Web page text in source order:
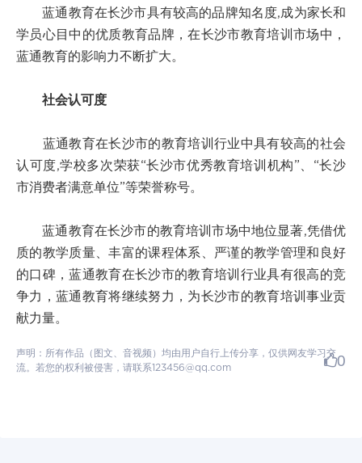
蓝通教育在长沙市具有较高的品牌知名度,成为家长和
学员心目中的优质教育品牌，在长沙市教育培训市场中，
蓝通教育的影响力不断扩大。
社会认可度
蓝通教育在长沙市的教育培训行业中具有较高的社会
认可度,学校多次荣获“长沙市优秀教育培训机构”、“长沙
市消费者满意单位”等荣誉称号。
蓝通教育在长沙市的教育培训市场中地位显著,凭借优
质的教学质量、丰富的课程体系、严谨的教学管理和良好
的口碑，蓝通教育在长沙市的教育培训行业具有很高的竞
争力，蓝通教育将继续努力，为长沙市的教育培训事业贡
献力量。
声明：所有作品（图文、音视频）均由用户自行上传分享，仅供网友学习交
流。若您的权利被侵害，请联系123456@qq.com
0